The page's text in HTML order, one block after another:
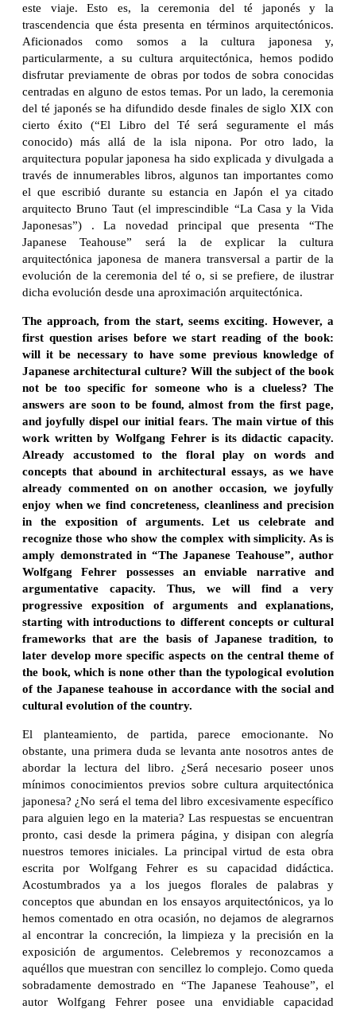
este viaje. Esto es, la ceremonia del té japonés y la
trascendencia que ésta presenta en términos arquitectónicos.
Aficionados como somos a la cultura japonesa y,
particularmente, a su cultura arquitectónica, hemos podido
disfrutar previamente de obras por todos de sobra conocidas
centradas en alguno de estos temas. Por un lado, la ceremonia
del té japonés se ha difundido desde finales de siglo XIX con
cierto éxito (“El Libro del Té será seguramente el más
conocido) más allá de la isla nipona. Por otro lado, la
arquitectura popular japonesa ha sido explicada y divulgada a
través de innumerables libros, algunos tan importantes como
el que escribió durante su estancia en Japón el ya citado
arquitecto Bruno Taut (el imprescindible “La Casa y la Vida
Japonesas”) . La novedad principal que presenta “The
Japanese Teahouse” será la de explicar la cultura
arquitectónica japonesa de manera transversal a partir de la
evolución de la ceremonia del té o, si se prefiere, de ilustrar
dicha evolución desde una aproximación arquitectónica.
The approach, from the start, seems exciting. However, a
first question arises before we start reading of the book:
will it be necessary to have some previous knowledge of
Japanese architectural culture? Will the subject of the book
not be too specific for someone who is a clueless? The
answers are soon to be found, almost from the first page,
and joyfully dispel our initial fears. The main virtue of this
work written by Wolfgang Fehrer is its didactic capacity.
Already accustomed to the floral play on words and
concepts that abound in architectural essays, as we have
already commented on on another occasion, we joyfully
enjoy when we find concreteness, cleanliness and precision
in the exposition of arguments. Let us celebrate and
recognize those who show the complex with simplicity. As is
amply demonstrated in “The Japanese Teahouse”, author
Wolfgang Fehrer possesses an enviable narrative and
argumentative capacity. Thus, we will find a very
progressive exposition of arguments and explanations,
starting with introductions to different concepts or cultural
frameworks that are the basis of Japanese tradition, to
later develop more specific aspects on the central theme of
the book, which is none other than the typological evolution
of the Japanese teahouse in accordance with the social and
cultural evolution of the country.
El planteamiento, de partida, parece emocionante. No
obstante, una primera duda se levanta ante nosotros antes de
abordar la lectura del libro. ¿Será necesario poseer unos
mínimos conocimientos previos sobre cultura arquitectónica
japonesa? ¿No será el tema del libro excesivamente específico
para alguien lego en la materia? Las respuestas se encuentran
pronto, casi desde la primera página, y disipan con alegría
nuestros temores iniciales. La principal virtud de esta obra
escrita por Wolfgang Fehrer es su capacidad didáctica.
Acostumbrados ya a los juegos florales de palabras y
conceptos que abundan en los ensayos arquitectónicos, ya lo
hemos comentado en otra ocasión, no dejamos de alegrarnos
al encontrar la concreción, la limpieza y la precisión en la
exposición de argumentos. Celebremos y reconozcamos a
aquéllos que muestran con sencillez lo complejo. Como queda
sobradamente demostrado en “The Japanese Teahouse”, el
autor Wolfgang Fehrer posee una envidiable capacidad